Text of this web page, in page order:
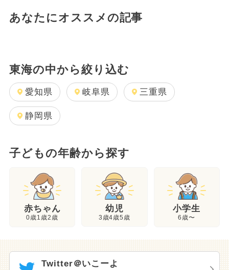
あなたにオススメの記事
東海の中から絞り込む
愛知県 岐阜県 三重県
静岡県
子どもの年齢から探す
赤ちゃん
0歳1歳2歳
幼児
3歳4歳5歳
小学生
6歳〜
Twitter＠いこーよ